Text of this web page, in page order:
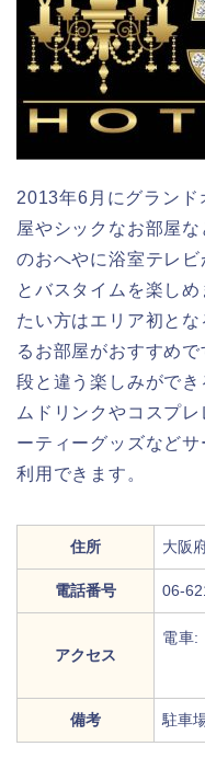
2013年6月にグランド
屋やシックなお部屋
のおへやに浴室テレ
とバスタイムを楽し
たい方はエリア初と
るお部屋がおすすめ
段と違う楽しみがで
ムドリンクやコスプ
ーティーグッズなど
利用できます。
住所 大阪
電話番号 06-
アクセス
電車:
備考 駐車